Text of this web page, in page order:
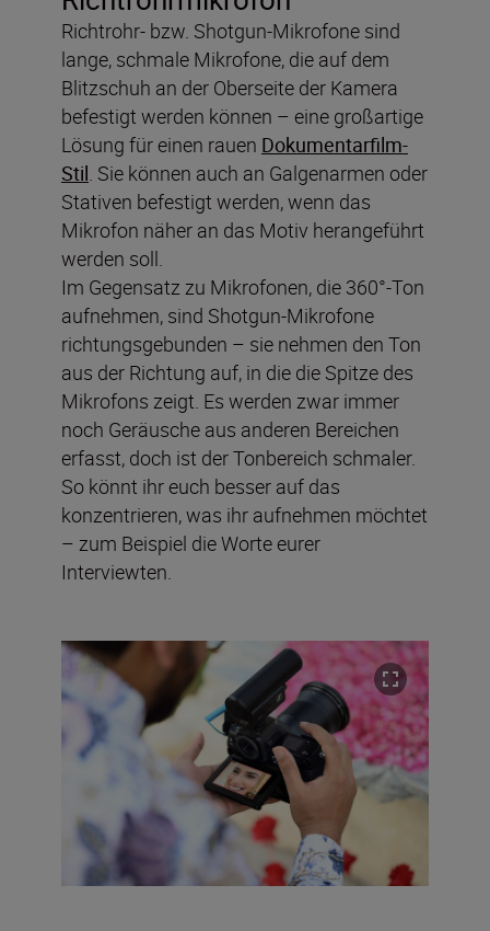
Richtrohr- bzw. Shotgun-Mikrofone sind
lange, schmale Mikrofone, die auf dem
Blitzschuh an der Oberseite der Kamera
befestigt werden können – eine großartige
Lösung für einen rauen Dokumentarfilm-
Stil . Sie können auch an Galgenarmen oder
Stativen befestigt werden, wenn das
Mikrofon näher an das Motiv herangeführt
werden soll.
Im Gegensatz zu Mikrofonen, die 360°-Ton
aufnehmen, sind Shotgun-Mikrofone
richtungsgebunden – sie nehmen den Ton
aus der Richtung auf, in die die Spitze des
Mikrofons zeigt. Es werden zwar immer
noch Geräusche aus anderen Bereichen
erfasst, doch ist der Tonbereich schmaler.
So könnt ihr euch besser auf das
konzentrieren, was ihr aufnehmen möchtet
– zum Beispiel die Worte eurer
Interviewten.